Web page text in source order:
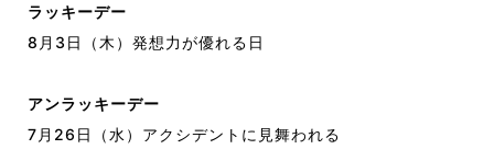
ラッキーデー
8月3日（木）発想力が優れる日
アンラッキーデー
7月26日（水）アクシデントに見舞われる